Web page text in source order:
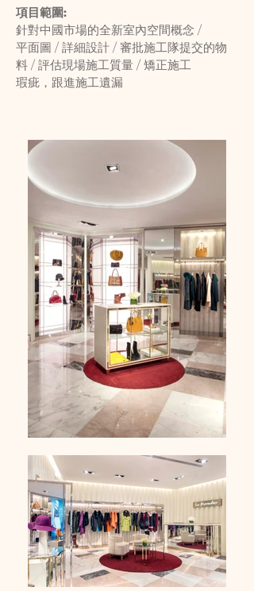
項目範圍:
針對中國市場的全新室內空間概念 /
平面圖 / 詳細設計 / 審批施工隊提交的物
料 / 評估現場施工質量 / 矯正施工
瑕疵，跟進施工遺漏